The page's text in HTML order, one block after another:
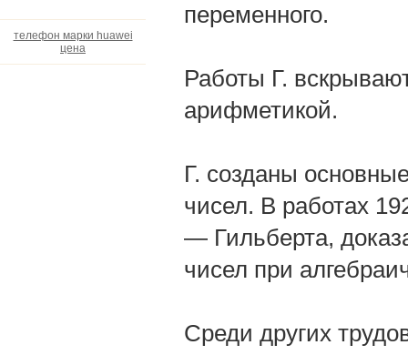
телефон марки huawei
цена
переменного.
Работы Г.
арифметикой.
Г. созданы
чисел. В работах
— Гильберта,
чисел при
Среди других